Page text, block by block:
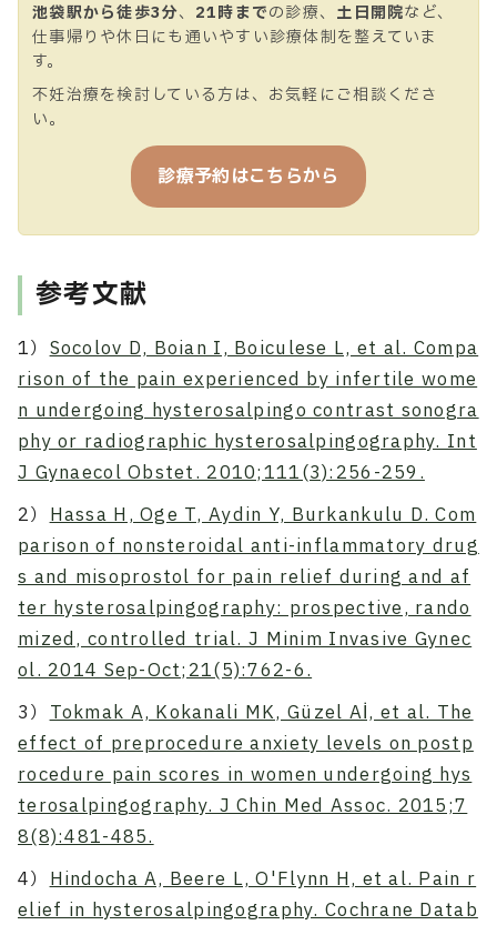
池袋駅から徒歩3分、 21時までの診療、 土日開院など、
仕事帰りや休日にも通いやすい診療体制を整えていま
す。
不妊治療を検討している方は、お気軽にご相談くださ
い。
診療予約はこちらから
参考文献
1）Socolov D, Boian I, Boiculese L, et al. Compa
rison of the pain experienced by infertile wome
n undergoing hysterosalpingo contrast sonogra
phy or radiographic hysterosalpingography. Int
J Gynaecol Obstet. 2010;111(3):256-259.
2）Hassa H, Oge T, Aydin Y, Burkankulu D. Com
parison of nonsteroidal anti-inflammatory drug
s and misoprostol for pain relief during and af
ter hysterosalpingography: prospective, rando
mized, controlled trial. J Minim Invasive Gynec
ol. 2014 Sep-Oct;21(5):762-6.
3）Tokmak A, Kokanali MK, Güzel Aİ, et al. The
effect of preprocedure anxiety levels on postp
rocedure pain scores in women undergoing hys
terosalpingography. J Chin Med Assoc. 2015;7
8(8):481-485.
4）Hindocha A, Beere L, O'Flynn H, et al. Pain r
elief in hysterosalpingography. Cochrane Datab